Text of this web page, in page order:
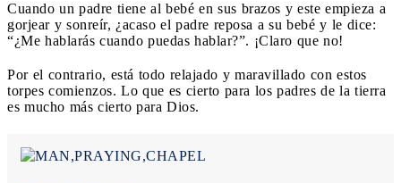
Cuando un padre tiene al bebé en sus brazos y este empieza a
gorjear y sonreír, ¿acaso el padre reposa a su bebé y le dice:
“¿Me hablarás cuando puedas hablar?”. ¡Claro que no!
Por el contrario, está todo relajado y maravillado con estos
torpes comienzos. Lo que es cierto para los padres de la tierra
es mucho más cierto para Dios.